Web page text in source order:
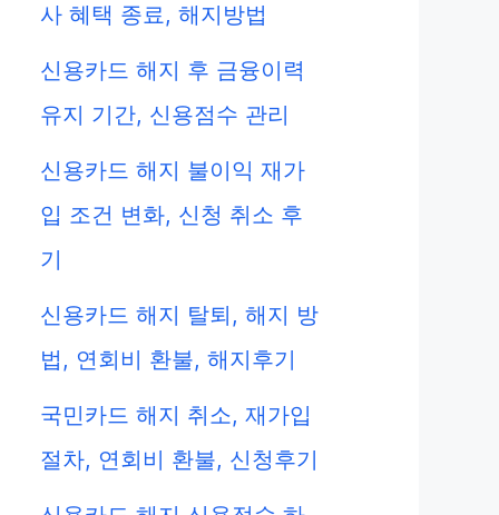
사 혜택 종료, 해지방법
신용카드 해지 후 금융이력
유지 기간, 신용점수 관리
신용카드 해지 불이익 재가
입 조건 변화, 신청 취소 후
기
신용카드 해지 탈퇴, 해지 방
법, 연회비 환불, 해지후기
국민카드 해지 취소, 재가입
절차, 연회비 환불, 신청후기